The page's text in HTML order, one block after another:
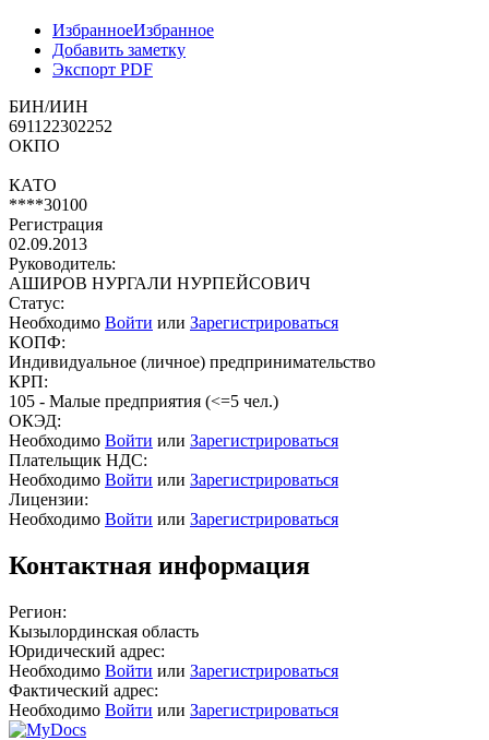
ИзбранноеИзбранное
Добавить заметку
Экспорт PDF
БИН/ИИН
691122302252
ОКПО
КАТО
****30100
Регистрация
02.09.2013
Руководитель:
АШИРОВ НУРГАЛИ НУРПЕЙСОВИЧ
Статус:
Необходимо Войти или Зарегистрироваться
КОПФ:
Индивидуальное (личное) предпринимательство
КРП:
105 - Малые предприятия (<=5 чел.)
ОКЭД:
Необходимо Войти или Зарегистрироваться
Плательщик НДС:
Необходимо Войти или Зарегистрироваться
Лицензии:
Необходимо Войти или Зарегистрироваться
Контактная информация
Регион:
Кызылординская область
Юридический адрес:
Необходимо Войти или Зарегистрироваться
Фактический адрес:
Необходимо Войти или Зарегистрироваться